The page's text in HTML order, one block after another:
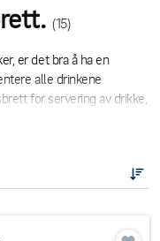
(15)
er det bra å ha en
alle drinkene
for servering av drikke,
serveringsbrett,